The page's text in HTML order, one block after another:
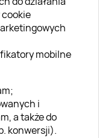
mobilne
i
a także do
konwersji).